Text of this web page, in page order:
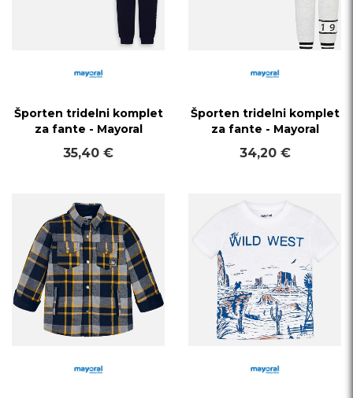
Športen tridelni komplet
za fante - Mayoral
35,40 €
Športen tridelni komplet
za fante - Mayoral
34,20 €